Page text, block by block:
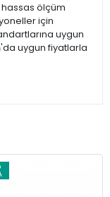
ölçüm
için
uygun
'da uygun fiyatlarla